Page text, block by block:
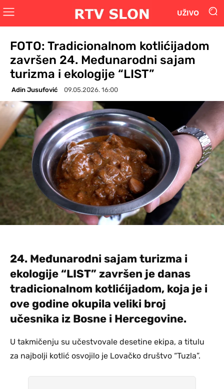
UŽIVO
FOTO: Tradicionalnom kotlićijadom
završen 24. Međunarodni sajam
turizma i ekologije “LIST”
Adin Jusufović 09.05.2026. 16:00
24. Međunarodni sajam turizma i
ekologije “LIST” završen je danas
tradicionalnom kotlićijadom, koja je i
ove godine okupila veliki broj
učesnika iz Bosne i Hercegovine.
U takmičenju su učestvovale desetine ekipa, a titulu
za najbolji kotlić osvojilo je Lovačko društvo “Tuzla”.